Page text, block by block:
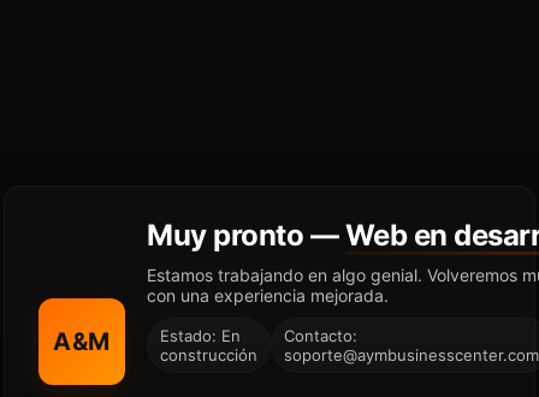
A&M
Muy pronto —Web en
Estamos trabajando en algo genial. Volveremos
con una experiencia mejorada.
Estado: En
construcción
Contacto:
soporte@aymbusinesscenter.com